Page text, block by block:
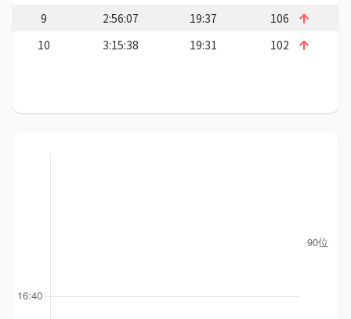
9
2:56:07 19:37
106
10
3:15:38 19:31 102